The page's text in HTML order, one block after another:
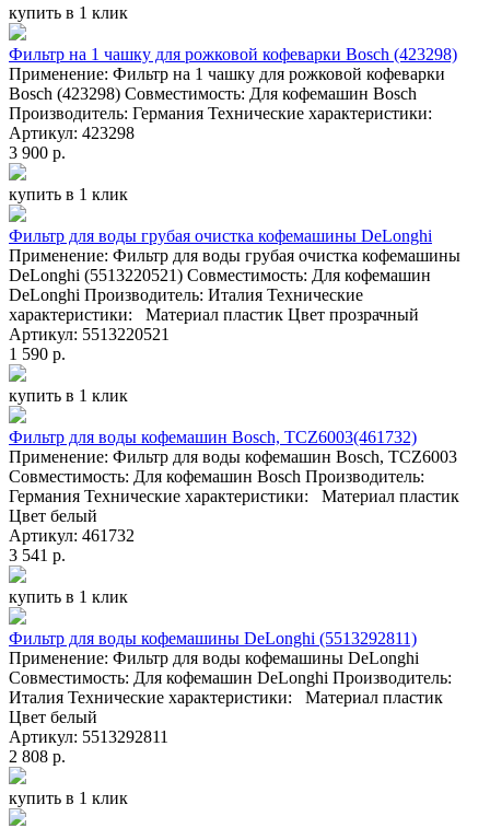
купить в 1 клик
Фильтр на 1 чашку для рожковой кофеварки Bosch (423298)
Применение: Фильтр на 1 чашку для рожковой кофеварки
Bosch (423298) Совместимость: Для кофемашин Bosch
Производитель: Германия Технические характеристики:
Артикул: 423298
3 900 р.
купить в 1 клик
Фильтр для воды грубая очистка кофемашины DeLonghi
Применение: Фильтр для воды грубая очистка кофемашины
DeLonghi (5513220521) Совместимость: Для кофемашин
DeLonghi Производитель: Италия Технические
характеристики: Материал пластик Цвет прозрачный
Артикул: 5513220521
1 590 р.
купить в 1 клик
Фильтр для воды кофемашин Bosch, TCZ6003(461732)
Применение: Фильтр для воды кофемашин Bosch, TCZ6003
Совместимость: Для кофемашин Bosch Производитель:
Германия Технические характеристики: Материал пластик
Цвет белый
Артикул: 461732
3 541 р.
купить в 1 клик
Фильтр для воды кофемашины DeLonghi (5513292811)
Применение: Фильтр для воды кофемашины DeLonghi
Совместимость: Для кофемашин DeLonghi Производитель:
Италия Технические характеристики: Материал пластик
Цвет белый
Артикул: 5513292811
2 808 р.
купить в 1 клик